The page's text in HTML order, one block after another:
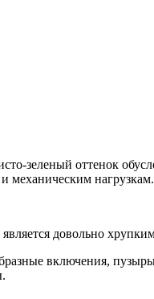
зеленый оттенок
механическим
довольно
включения,